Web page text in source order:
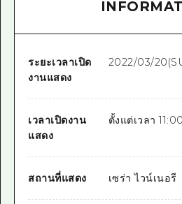
ระยะเวลาเปิด
งานแสดง
2022/03/
เวลาเปิดงาน
แสดง
ตั้งแต่เวลา
สถานที่แสดง เซร่า ไวน์เนอรี